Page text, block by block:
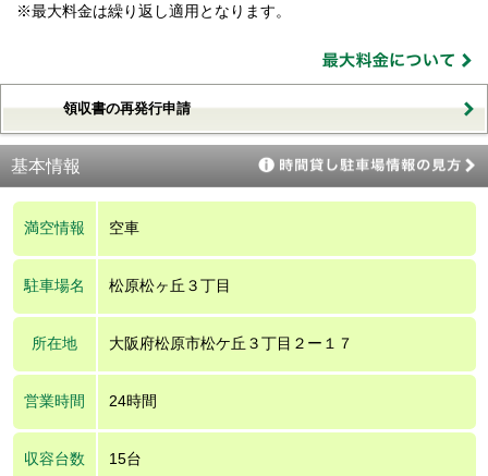
※最大料金は繰り返し適用となります。
領収書の再発行申請
基本情報
満空情報 空車
駐車場名 松原松ヶ丘３丁目
所在地 大阪府松原市松ケ丘３丁目２ー１７
営業時間 24時間
収容台数 15台